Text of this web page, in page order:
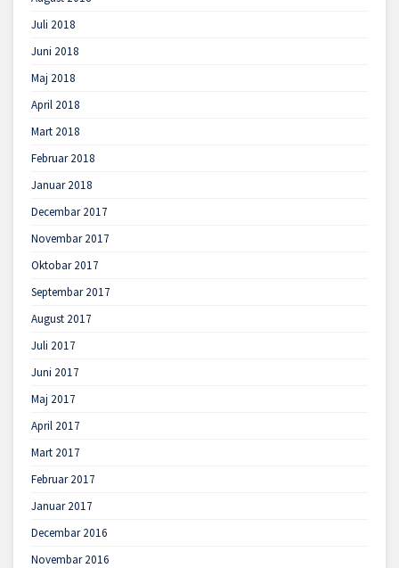
Juli 2018
Juni 2018
Maj 2018
April 2018
Mart 2018
Februar 2018
Januar 2018
Decembar 2017
Novembar 2017
Oktobar 2017
Septembar 2017
August 2017
Juli 2017
Juni 2017
Maj 2017
April 2017
Mart 2017
Februar 2017
Januar 2017
Decembar 2016
Novembar 2016